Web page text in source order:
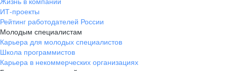
ИТ-проекты
Рейтинг работодателей России
Молодым специалистам
Карьера для молодых специалистов
Школа программистов
Карьера в некоммерческих организациях